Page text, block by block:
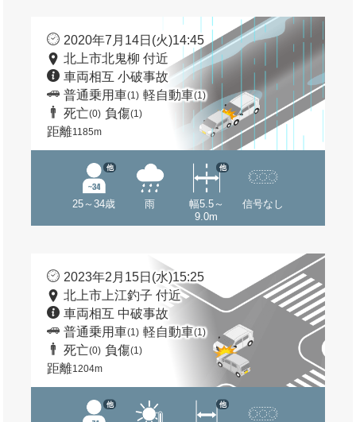
2020年7月14日(火)14:45
北上市北鬼柳 付近
車両相互 小破事故
普通乗用車(1) 軽自動車(1)
死亡(0) 負傷(1)
距離1185m
25～34歳
他
雨
幅5.5～
9.0m
他
信号なし
2023年2月15日(水)15:25
北上市上江釣子 付近
車両相互 中破事故
普通乗用車(1) 軽自動車(1)
死亡(0) 負傷(1)
距離1204m
他 他